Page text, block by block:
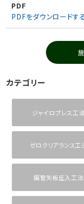
PDF
PDFをダウンロードす
カテゴリー
ジャイロプレス工
ゼロクリアランス工
鋼管矢板圧入工法